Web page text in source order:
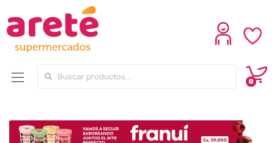
Search for:
0